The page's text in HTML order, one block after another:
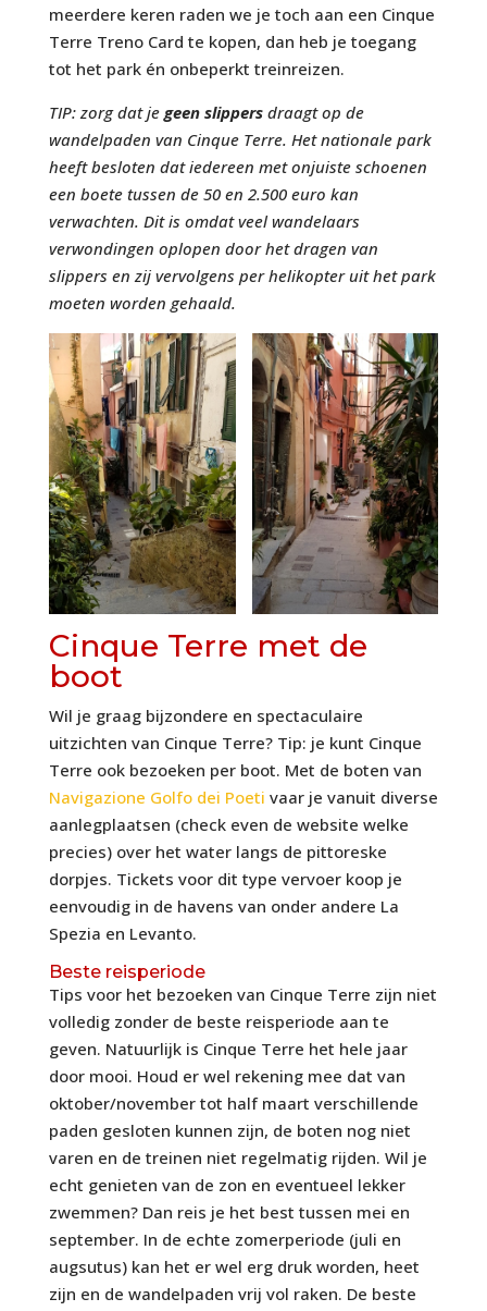
meerdere keren raden we je toch aan een Cinque
Terre Treno Card te kopen, dan heb je toegang
tot het park én onbeperkt treinreizen.
TIP: zorg dat jegeen slippersdraagt op de
wandelpaden van Cinque Terre. Het nationale park
heeft besloten dat iedereen met onjuiste schoenen
een boete tussen de 50 en 2.500 euro kan
verwachten. Dit is omdat veel wandelaars
verwondingen oplopen door het dragen van
slippers en zij vervolgens per helikopter uit het park
moeten worden gehaald.
Cinque Terre met de
boot
Wil je graag bijzondere en spectaculaire
uitzichten van Cinque Terre? Tip: je kunt Cinque
Terre ook bezoeken per boot. Met de boten van
Navigazione Golfo dei Poeti vaar je vanuit diverse
aanlegplaatsen (check even de website welke
precies) over het water langs de pittoreske
dorpjes. Tickets voor dit type vervoer koop je
eenvoudig in de havens van onder andere La
Spezia en Levanto.
Beste reisperiode
Tips voor het bezoeken van Cinque Terre zijn niet
volledig zonder de beste reisperiode aan te
geven. Natuurlijk is Cinque Terre het hele jaar
door mooi. Houd er wel rekening mee dat van
oktober/november tot half maart verschillende
paden gesloten kunnen zijn, de boten nog niet
varen en de treinen niet regelmatig rijden. Wil je
echt genieten van de zon en eventueel lekker
zwemmen? Dan reis je het best tussen mei en
september. In de echte zomerperiode (juli en
augsutus) kan het er wel erg druk worden, heet
zijn en de wandelpaden vrij vol raken. De beste